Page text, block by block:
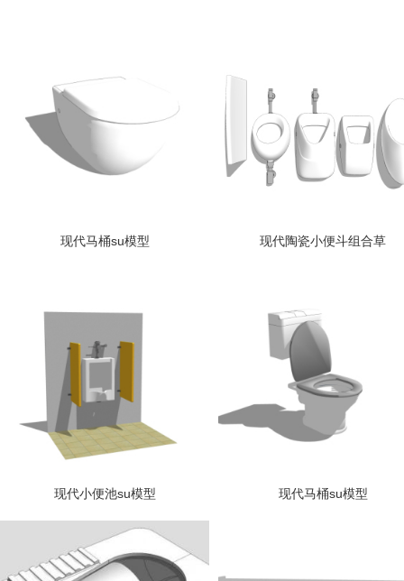
现代马桶su模型 现代陶瓷小便斗组合草
现代小便池su模型 现代马桶su模型